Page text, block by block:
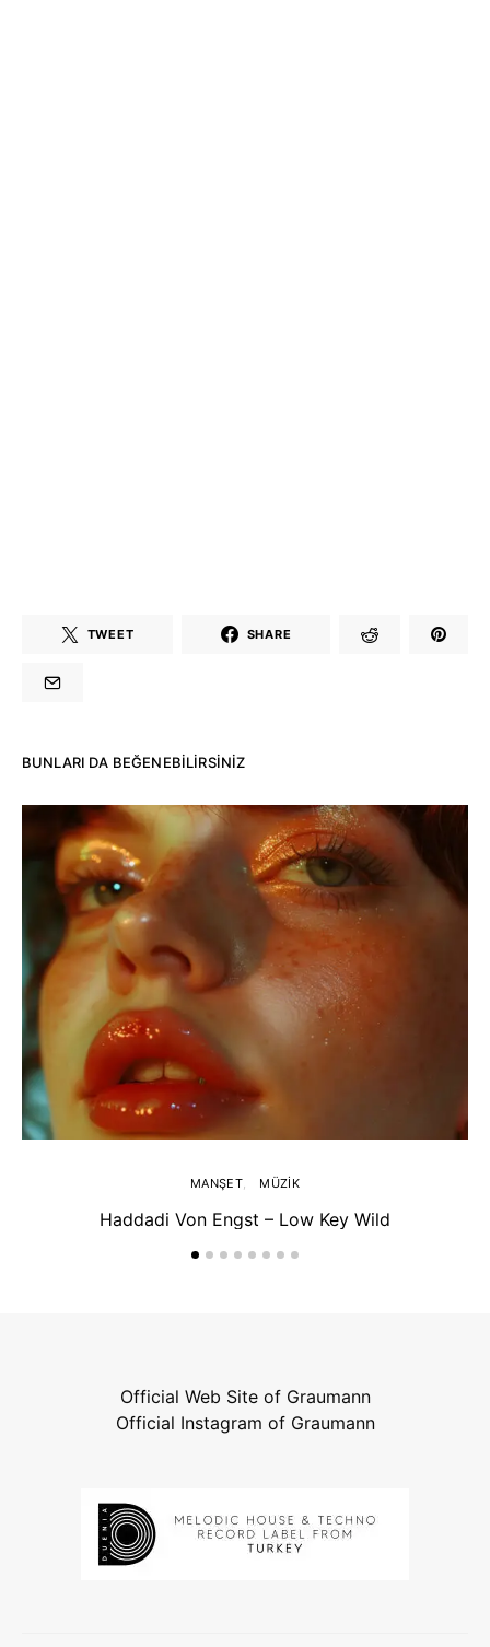
TWEET SHARE
BUNLARI DA BEĞENEBILIRSINIZ
MANŞET MÜZIK
Haddadi Von Engst – Low Key Wild
Official Web Site of Graumann
Official Instagram of Graumann